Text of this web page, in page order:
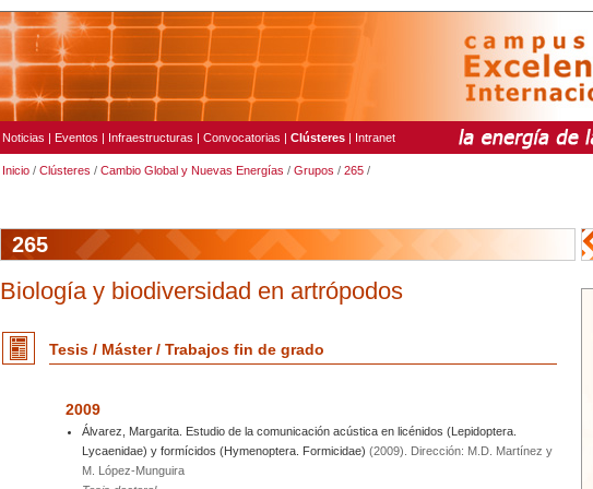
Noticias | Eventos | Infraestructuras | Convocatorias | Clústeres | Intranet
Inicio / Clústeres / Cambio Global y Nuevas Energías / Grupos / 265 /
265
Biología y biodiversidad en artrópodos
Tesis / Máster / Trabajos fin de grado
2009
Álvarez, Margarita. Estudio de la comunicación acústica en licénidos (Lepidoptera.
Lycaenidae) y formícidos (Hymenoptera. Formicidae) (2009). Dirección: M.D. Martínez y
M. López-Munguira